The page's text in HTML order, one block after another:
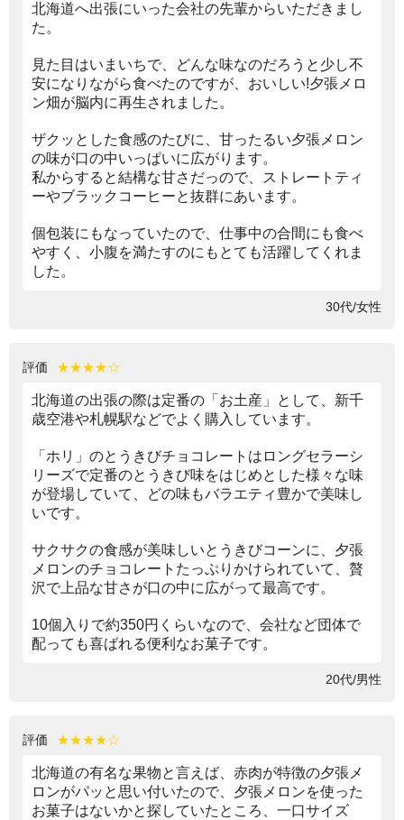
北海道へ出張にいった会社の先輩からいただきまし
た。
見た目はいまいちで、どんな味なのだろうと少し不
安になりながら食べたのですが、おいしい!夕張メロ
ン畑が脳内に再生されました。
ザクッとした食感のたびに、甘ったるい夕張メロン
の味が口の中いっぱいに広がります。
私からすると結構な甘さだっので、ストレートティ
ーやブラックコーヒーと抜群にあいます。
個包装にもなっていたので、仕事中の合間にも食べ
やすく、小腹を満たすのにもとても活躍してくれま
した。
30代/女性
評価 ★★★★☆
北海道の出張の際は定番の「お土産」として、新千
歳空港や札幌駅などでよく購入しています。
「ホリ」のとうきびチョコレートはロングセラーシ
リーズで定番のとうきび味をはじめとした様々な味
が登場していて、どの味もバラエティ豊かで美味し
いです。
サクサクの食感が美味しいとうきびコーンに、夕張
メロンのチョコレートたっぷりかけられていて、贅
沢で上品な甘さが口の中に広がって最高です。
10個入りで約350円くらいなので、会社など団体で
配っても喜ばれる便利なお菓子です。
20代/男性
評価 ★★★★☆
北海道の有名な果物と言えば、赤肉が特徴の夕張メ
ロンがパッと思い付いたので、夕張メロンを使った
お菓子はないかと探していたところ、一口サイズ